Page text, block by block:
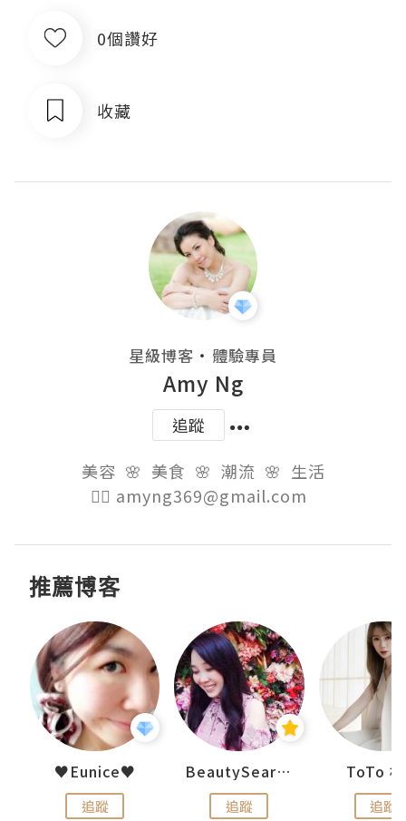
0個讚好
收藏
星級博客 ・ 體驗專員
Amy Ng
追蹤
美容  🌸  美食  🌸  潮流  🌸  生活
👉🏻 amyng369@gmail.com
推薦博客
♥Eunice♥
追蹤
BeautySearch
追蹤
ToTo
追蹤